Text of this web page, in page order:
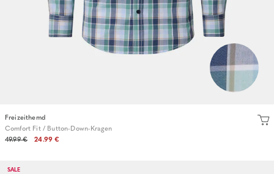
Freizeithemd
Comfort Fit / Button-Down-Kragen
49.99 €
24.99 €
SALE